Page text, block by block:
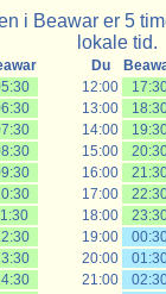
i Beawar er 5
lokale tid.
Du
12:00
13:00
14:00
15:00
16:00
17:00
18:00
19:00
20:00
21:00